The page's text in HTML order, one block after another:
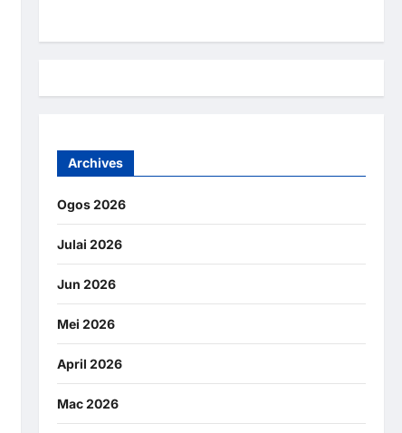
Archives
Ogos 2026
Julai 2026
Jun 2026
Mei 2026
April 2026
Mac 2026